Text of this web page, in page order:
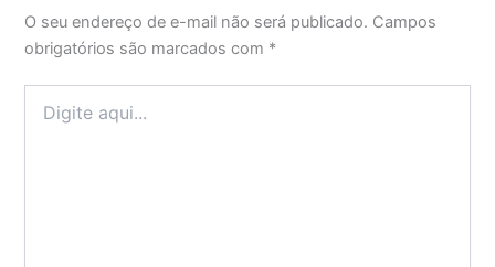
O seu endereço de e-mail não será publicado. Campos
obrigatórios são marcados com *
aqui...